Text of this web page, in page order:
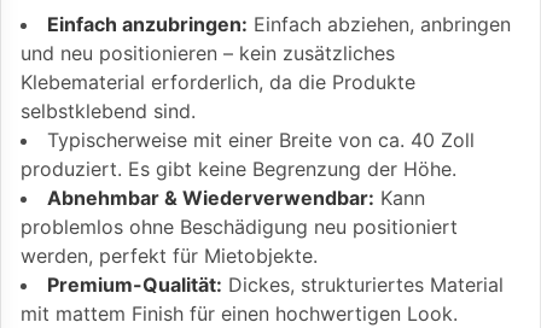
Einfach anzubringen: Einfach abziehen, anbringen
und neu positionieren – kein zusätzliches
Klebematerial erforderlich, da die Produkte
selbstklebend sind.
Typischerweise mit einer Breite von ca. 40 Zoll
produziert. Es gibt keine Begrenzung der Höhe.
Abnehmbar & Wiederverwendbar: Kann
problemlos ohne Beschädigung neu positioniert
werden, perfekt für Mietobjekte.
Premium-Qualität: Dickes, strukturiertes Material
mit mattem Finish für einen hochwertigen Look.